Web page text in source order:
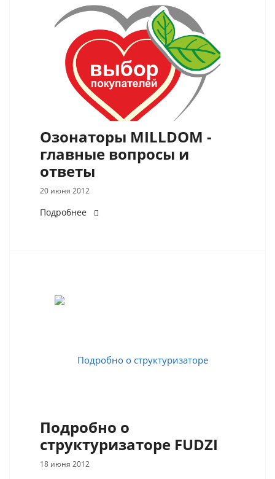
Озонаторы MILLDOM -
главные вопросы и
ответы
20 июня 2012
Подробнее
Подробно о
структуризаторе FUDZI
18 июня 2012